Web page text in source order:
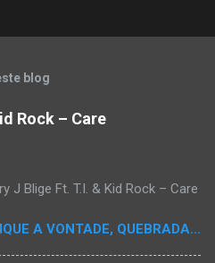
blog
Rock – Care
J Blige Ft. T.I. & Kid Rock – Care
A VONTADE, QUEBRADA...